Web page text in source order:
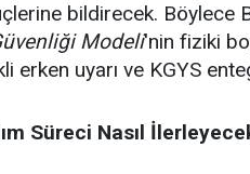
bildirecek. Böylece
Modeli'nin fiziki
erken uyarı ve KGYS
Süreci Nasıl